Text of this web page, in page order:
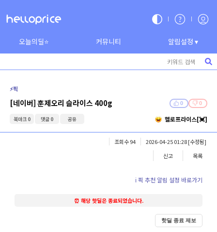
오늘의딜⭐ 커뮤니티 알림설정 ▾
⚡️픽
[네이버] 훈제오리 슬라이스 400g 0 0
북마크 0 댓글 0 공유 헬로프라이스[💓]
조회수 94 2026-04-25 01:28[수정됨]
신고
목록
ℹ️ 픽 추천 알림 설정 바로가기
⏰ 해당 핫딜은 종료되었습니다.
핫딜 종료 제보